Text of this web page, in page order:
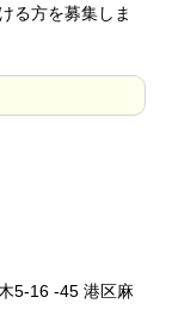
る方を募集しま
5-16 -45 港区麻